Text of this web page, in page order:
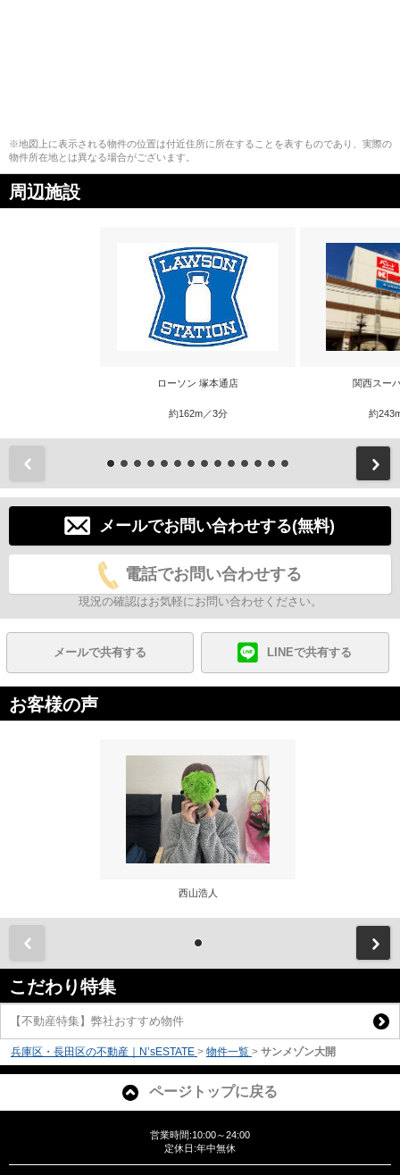
※地図上に表示される物件の位置は付近住所に所在することを表すものであり、実際の
物件所在地とは異なる場合がございます。
周辺施設
ローソン 塚本通店
約162m／3分
関西スー
約
メールでお問い合わせする(無料)
電話でお問い合わせする
現況の確認はお気軽にお問い合わせください。
メールで共有する LINEで共有する
お客様の声
西山浩人
こだわり特集
【不動産特集】弊社おすすめ物件
兵庫区・長田区の不動産｜N’sESTATE > 物件一覧 > サンメゾン大開
ページトップに戻る
営業時間:10:00～24:00
定休日:年中無休